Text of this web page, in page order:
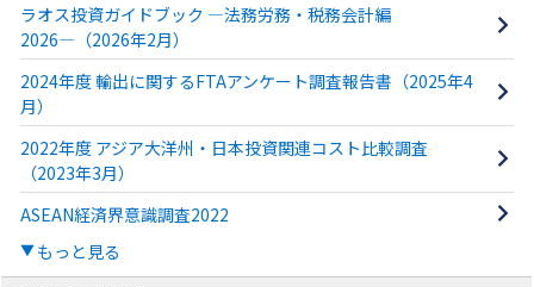
ラオス投資ガイドブック ―法務労務・税務会計編
2026―（2026年2月）
2024年度 輸出に関するFTAアンケート調査報告書（2025年4
月）
2022年度 アジア大洋州・日本投資関連コスト比較調査
（2023年3月）
ASEAN経済界意識調査2022
もっと見る